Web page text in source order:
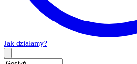
Jak działamy?